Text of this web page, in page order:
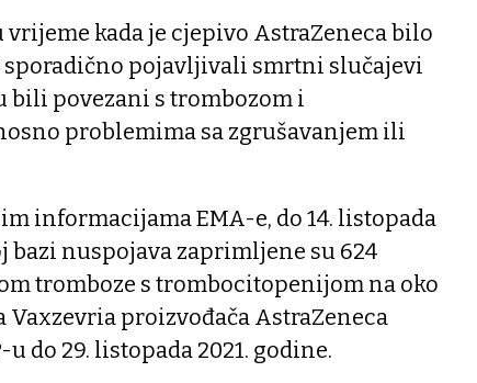
kada je cjepivo AstraZeneca bilo
sporadično pojavljivali smrtni slučajevi
bili povezani s trombozom i
problemima sa zgrušavanjem ili
informacijama EMA-e, do 14. listopada
bazi nuspojava zaprimljene su 624
tromboze s trombocitopenijom na oko
proizvođača AstraZeneca
do 29. listopada 2021. godine.